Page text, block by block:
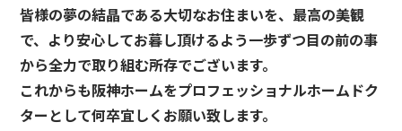
皆様の夢の結晶である大切なお住まいを、最高の美観
で、より安心してお暮し頂けるよう一歩ずつ目の前の事
から全力で取り組む所存でございます。
これからも阪神ホームをプロフェッショナルホームドク
ターとして何卒宜しくお願い致します。